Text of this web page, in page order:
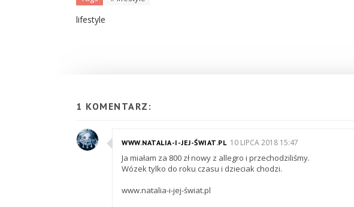
lifestyle
1 KOMENTARZ:
WWW.NATALIA-I-JEJ-ŚWIAT.PL 10 LIPCA 2018 15:47
Ja miałam za 800 zł nowy z allegro i przechodziliśmy.
Wózek tylko do roku czasu i dzieciak chodzi.
www.natalia-i-jej-świat.pl